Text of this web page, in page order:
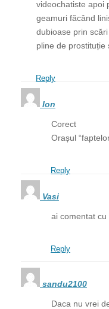
videochatiste apoi
geamuri făcând
dubioase prin
pline de prostituție
Reply
Ion
Corect
Orașul
Reply
Vasi
ai comentat
Reply
sandu2100
Daca nu vrei